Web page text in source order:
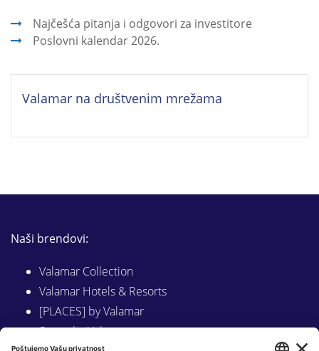
Najčešća pitanja i odgovori za investitore
Poslovni kalendar 2026.
Valamar na društvenim mrežama
Naši brendovi:
Valamar Collection
Valamar Hotels & Resorts
[PLACES] by Valamar
Sunny by Valamar